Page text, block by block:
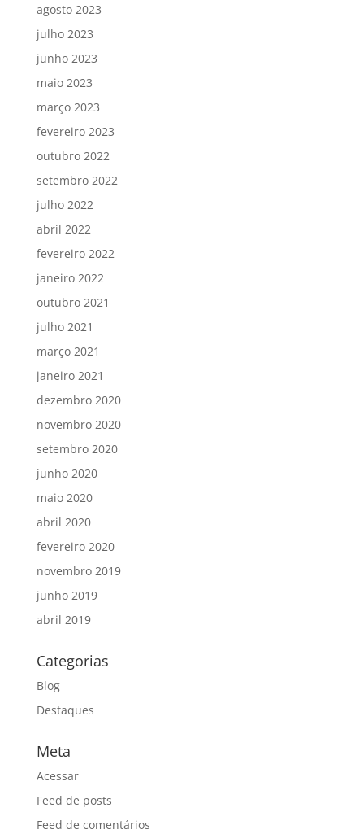
agosto 2023
julho 2023
junho 2023
maio 2023
março 2023
fevereiro 2023
outubro 2022
setembro 2022
julho 2022
abril 2022
fevereiro 2022
janeiro 2022
outubro 2021
julho 2021
março 2021
janeiro 2021
dezembro 2020
novembro 2020
setembro 2020
junho 2020
maio 2020
abril 2020
fevereiro 2020
novembro 2019
junho 2019
abril 2019
Categorias
Blog
Destaques
Meta
Acessar
Feed de posts
Feed de comentários